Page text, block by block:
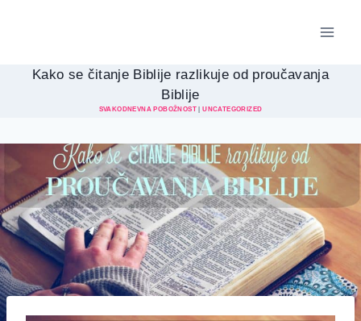
Kako se čitanje Biblije razlikuje od proučavanja
Biblije
SVAKODNEVNA POBOŽNOST |UNCATEGORIZED